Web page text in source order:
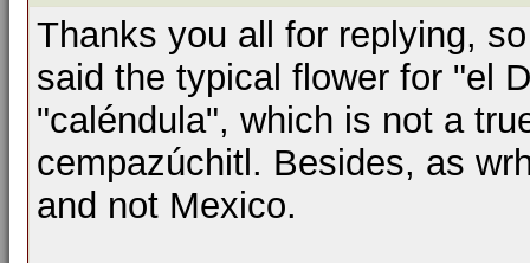
Thanks you all for replying,
said the typical flower for "el
"caléndula", which is not a
cempazúchitl. Besides, as
and not Mexico.